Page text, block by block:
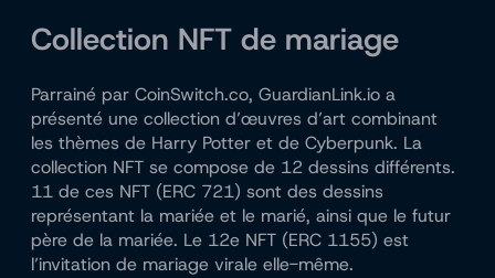
Collection NFT de mariage
Parrainé par CoinSwitch.co, GuardianLink.io a
présenté une collection d’œuvres d’art combinant
les thèmes de Harry Potter et de Cyberpunk. La
collection NFT se compose de 12 dessins différents.
11 de ces NFT (ERC 721) sont des dessins
représentant la mariée et le marié, ainsi que le futur
père de la mariée. Le 12e NFT (ERC 1155) est
l’invitation de mariage virale elle-même.